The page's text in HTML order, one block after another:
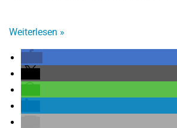
Weiterlesen »